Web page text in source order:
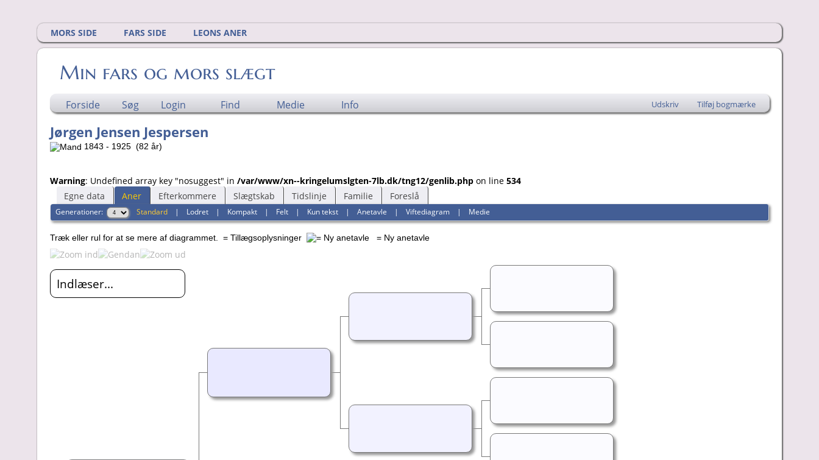
MORS SIDE FARS SIDE LEONS ANER
Min fars og mors slægt
Forside Søg Login Find Medie Info Udskriv Tilføj bogmærke
Jørgen Jensen Jespersen
1843 - 1925 (82 år)
Warning: Undefined array key "nosuggest" in /var/www/xn--kringelumslgten-7lb.dk/tng12/genlib.phpon line 534
Egne data
Aner Efterkommere Slægtskab Tidslinje Familie Foreslå
Generationer: Standard| Lodret| Kompakt| Felt| Kun tekst| Anetavle | Viftediagram| Medie
Træk eller rul for at se mere af diagrammet. = Tillægsoplysninger = Ny anetavle
Indlæser...